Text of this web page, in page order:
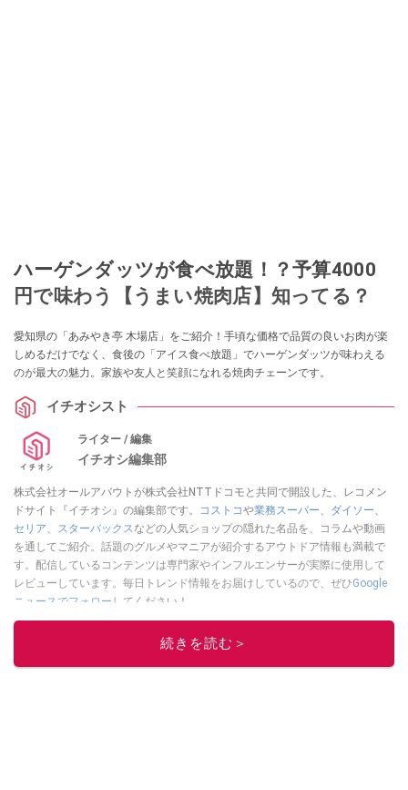
ハーゲンダッツが食べ放題！？予算4000
円で味わう【うまい焼肉店】知ってる？
愛知県の「あみやき亭 木場店」をご紹介！手頃な価格で品質の良いお肉が楽
しめるだけでなく、食後の「アイス食べ放題」でハーゲンダッツが味わえる
のが最大の魅力。家族や友人と笑顔になれる焼肉チェーンです。
イチオシスト
ライター / 編集
イチオシ編集部
株式会社オールアバウトが株式会社NTTドコモと共同で開設した、レコメン
ドサイト『イチオシ』の編集部です。
コストコや業務スーパー、 ダイソー、
セリア、 スターバックスなどの人気ショップの隠れた名品を、コラムや動画
を通してご紹介。話題のグルメやマニアが紹介するアウトドア情報も満載で
す。配信しているコンテンツは専門家やインフルエンサーが実際に使用して
レビューしています。毎日トレンド情報をお届けしているので、ぜひGoogle
ニュースでフォロー してください！
続きを読む＞